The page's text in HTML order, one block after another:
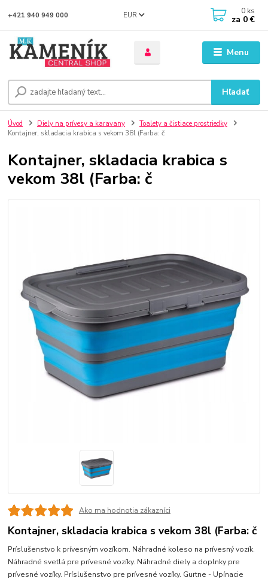
Menu
EUR
Hľadať
+421 940 949 000 0 ks
za 0 €
Úvod Diely na prívesy a karavany
Toalety a čistiace prostriedky
Kontajner, skladacia krabica s vekom 38l (Farba: č
Kontajner, skladacia krabica s
vekom 38l (Farba: č
Ako ma hodnotia zákazníci
Kontajner, skladacia krabica s vekom 38l (Farba: č
Príslušenstvo k prívesným vozíkom. Náhradné koleso na prívesný vozík.
Náhradné svetlá pre prívesné vozíky. Náhradné diely a doplnky pre
prívesné vozíky. Príslušenstvo pre prívesné vozíky. Gurtne - Upínacie